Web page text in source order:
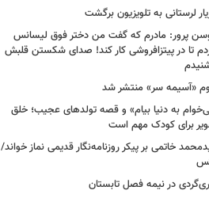
لرستانی به تلویزیون برگشت
پرور: مادرم که گفت من دختر فوق‌ لیسانس
تا در پیتزافروشی کار کند! صدای شکستن قلبش
«آسیمه سر» منتشر شد
به دنیا بیام» و قصه تولدهای عجیب؛ خلق
برای کودک مهم است
خاتمی بر پیکر روزنامه‌نگار قدیمی نماز خواند/
در نیمه فصل تابستان